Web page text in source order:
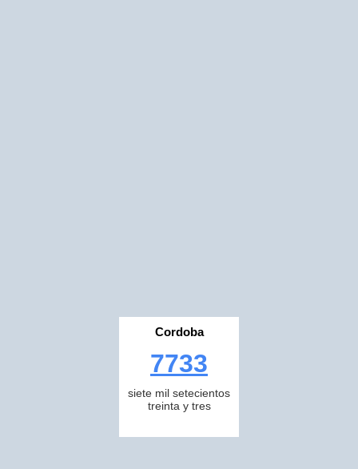
Cordoba
7733
siete mil setecientos
treinta y tres